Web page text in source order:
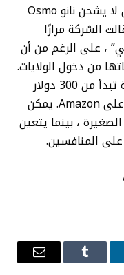
المشكلة الوحيدة هي أن DJI لا يزال لا يشحن نانو Osmo
الشركة مرارًا
، على الرغم من أن
من دخول الولايات.
هذا عار ، لأن كاميرا الحركة المعيارية تبدأ من 300 دولار
مع 64 جيجابايت من التخزين المدمج على Amazon. يمكن
لبقية العالم أن يلعب مع كاميرا DJI الصغيرة ، بينما يتعين
على المنافسين.
Tumblrالبريد